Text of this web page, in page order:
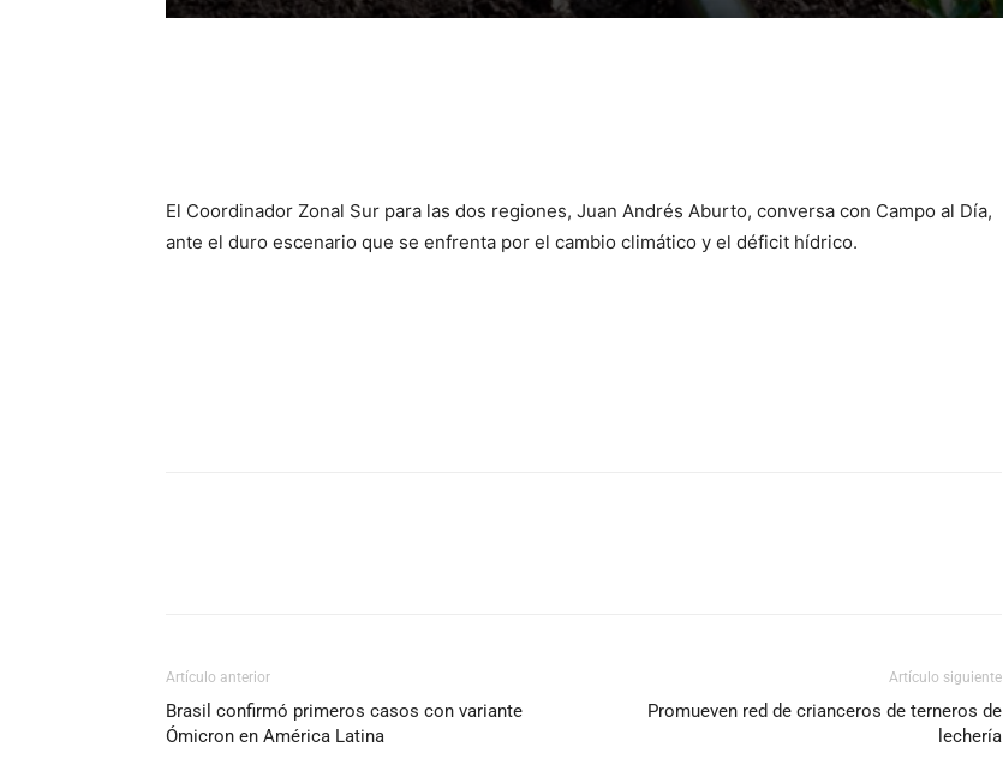
El Coordinador Zonal Sur para las dos regiones, Juan Andrés Aburto, conversa con Campo al Día,
ante el duro escenario que se enfrenta por el cambio climático y el déficit hídrico.
Artículo anterior
Brasil confirmó primeros casos con variante
Ómicron en América Latina
Artículo siguiente
Promueven red de crianceros de terneros de
lechería